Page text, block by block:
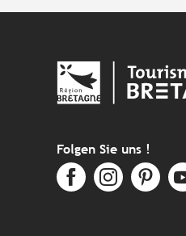
Folgen Sie uns !